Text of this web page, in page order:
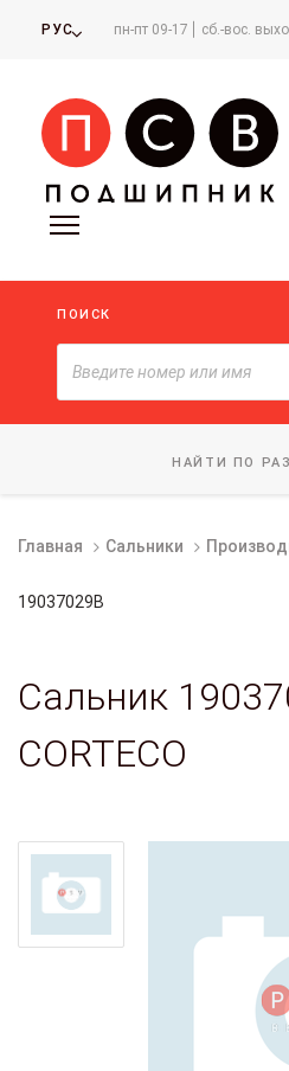
РУС пн-пт 09-17 сб.-вос.
ПОИСК
НАЙТИ ПО
Главная Сальники
19037029B
Сальник
CORTECO